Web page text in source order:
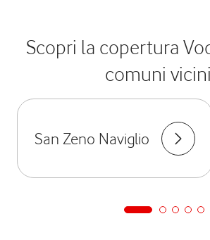
Scopri la copertura
comuni vicini
San Zeno Naviglio